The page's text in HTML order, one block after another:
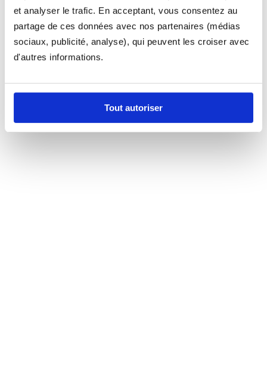
et analyser le trafic. En acceptant, vous consentez au
partage de ces données avec nos partenaires (médias
sociaux, publicité, analyse), qui peuvent les croiser avec
d'autres informations.
Tout autoriser